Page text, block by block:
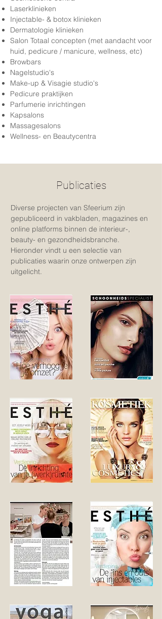
Laserklinieken
Injectable- & botox klinieken
Dermatologie klinieken
Salon Totaal concepten (met aandacht voor
huid, pedicure / manicure, wellness, etc)
Browbars
Nagelstudio's
Make-up & Visagie studio's
Pedicure praktijken
Parfumerie inrichtingen
Kapsalons
Massagesalons
Wellness- en Beautycentra
Publicaties
Diverse projecten van Sfeerium zijn
gepubliceerd in vakbladen, magazines en
online platforms binnen de interieur-,
beauty- en gezondheidsbranche.
Hieronder vindt u een selectie van
publicaties waarin onze ontwerpen zijn
uitgelicht.